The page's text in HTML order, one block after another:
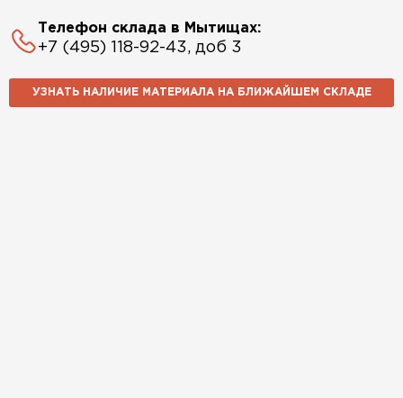
Телефон склада в Мытищах:
+7 (495) 118-92-43, доб 3
УЗНАТЬ НАЛИЧИЕ МАТЕРИАЛА НА БЛИЖАЙШЕМ СКЛАДЕ